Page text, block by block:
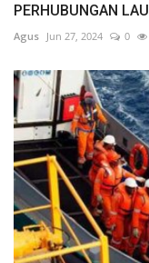
PERHUBUNGAN
Agus Jun 27, 2024 0